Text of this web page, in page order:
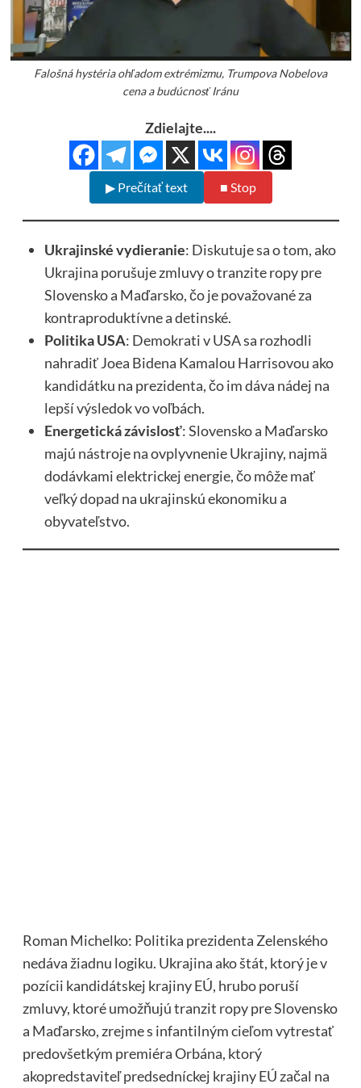
Falošná hystéria ohľadom extrémizmu, Trumpova Nobelova
cena a budúcnosť Iránu
Zdielajte....
▶ Prečítať text ■ Stop
Ukrajinské vydieranie: Diskutuje sa o tom, ako
Ukrajina porušuje zmluvy o tranzite ropy pre
Slovensko a Maďarsko, čo je považované za
kontraproduktívne a detinské.
Politika USA: Demokrati v USA sa rozhodli
nahradiť Joea Bidena Kamalou Harrisovou ako
kandidátku na prezidenta, čo im dáva nádej na
lepší výsledok vo voľbách.
Energetická závislosť: Slovensko a Maďarsko
majú nástroje na ovplyvnenie Ukrajiny, najmä
dodávkami elektrickej energie, čo môže mať
veľký dopad na ukrajinskú ekonomiku a
obyvateľstvo.
Roman Michelko: Politika prezidenta Zelenského
nedáva žiadnu logiku. Ukrajina ako štát, ktorý je v
pozícii kandidátskej krajiny EÚ, hrubo poruší
zmluvy, ktoré umožňujú tranzit ropy pre Slovensko
a Maďarsko, zrejme s infantilným cieľom vytrestať
predovšetkým premiéra Orbána, ktorý
akopredstaviteľ predsedníckej krajiny EÚ začal na